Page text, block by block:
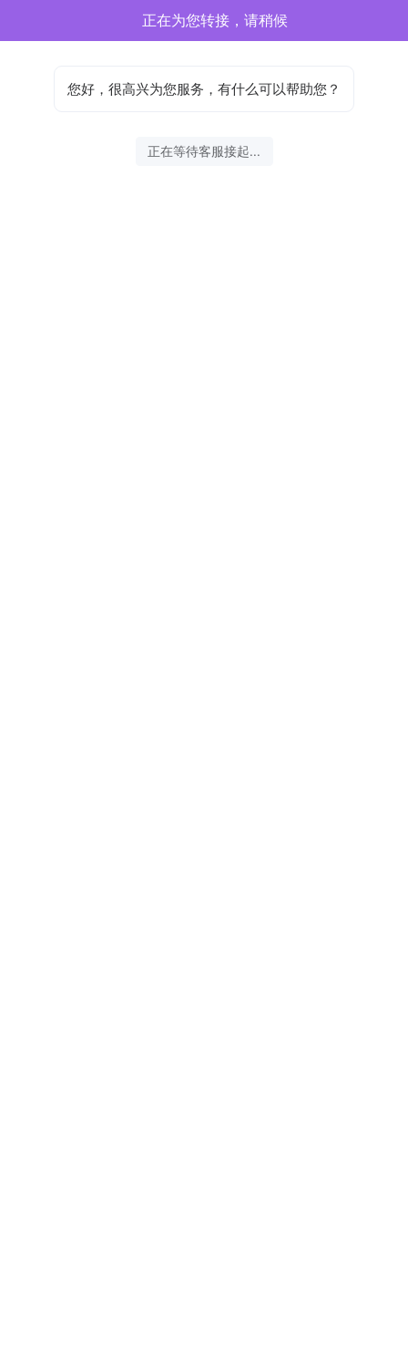
正在为您转接，请稍候
您好，很高兴为您服务，有什么可以帮助您？
正在等待客服接起...